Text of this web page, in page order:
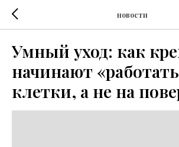
новости
Умный уход: как
начинают
клетки, а не на